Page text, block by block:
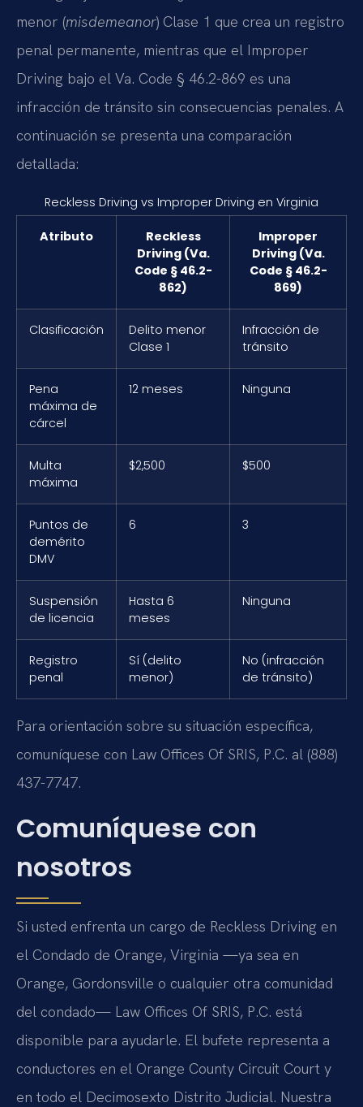
menor (misdemeanor) Clase 1 que crea un registro
penal permanente, mientras que el Improper
Driving bajo el Va. Code § 46.2-869 es una
infracción de tránsito sin consecuencias penales. A
continuación se presenta una comparación
detallada:
Reckless Driving vs Improper Driving en Virginia
Atributo
Reckless
Driving (Va.
Code § 46.2-
862)
Improper
Driving (Va.
Code § 46.2-
869)
Clasificación
Delito menor
Clase 1
Infracción de
tránsito
Pena
máxima de
cárcel
12 meses Ninguna
Multa
máxima
$2,500 $500
Puntos de
demérito
DMV
6 3
Suspensión
de licencia
Hasta 6
meses
Ninguna
Registro
penal
Sí (delito
menor)
No (infracción
de tránsito)
Para orientación sobre su situación específica,
comuníquese con Law Offices Of SRIS, P.C. al (888)
437-7747.
Comuníquese con
nosotros
Si usted enfrenta un cargo de Reckless Driving en
el Condado de Orange, Virginia —ya sea en
Orange, Gordonsville o cualquier otra comunidad
del condado— Law Offices Of SRIS, P.C. está
disponible para ayudarle. El bufete representa a
conductores en el Orange County Circuit Court y
en todo el Decimosexto Distrito Judicial. Nuestra